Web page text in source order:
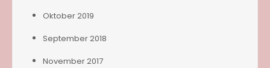
Oktober 2019
September 2018
November 2017